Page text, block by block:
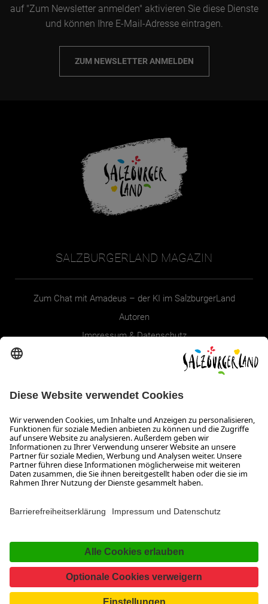
auf "Zum Newsletter anmelden" aktivieren Sie diese Dienste
und können Ihre E-Mail-Adresse eintragen.
ZUM NEWSLETTER ANMELDEN
SALZBURGERLAND MAGAZIN
Zum Chat mit Amadeus – der KI im SalzburgerLand
Autoren
Impressum & Datenschutz
Erklärung zur Barrierefreiheit Magazin
SALZBURGERLAND
Infos zum Urlaub im SalzburgerLand
Veranstaltungen im SalzburgerLand
Aktuelle Urlaubsangebote
Presse